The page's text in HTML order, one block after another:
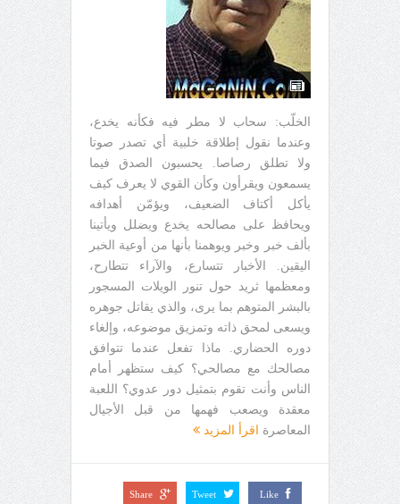
الخلّب: سحاب لا مطر فيه فكأنه يخدع،
وعندما نقول إطلاقة خلبية أي تصدر صوتا
ولا تطلق رصاصا. يحسبون الصدق فيما
يسمعون ويقرأون وكأن القوي لا يعرف كيف
يأكل أكتاف الضعيف، ويؤمّن أهدافه
ويحافظ على مصالحه يخدع ويضلل ويأتينا
بألف خبر وخبر ويوهمنا بأنها من أوعية الخبر
اليقين. الأخبار تتسارع، والآراء تتطارح،
ومعظمها ثريد حول تنور الويلات المسجور
بالبشر المتوهم بما يرى، والذي يقاتل جوهره
ويسعى لمحق ذاته وتمزيق موضوعه، وإلغاء
دوره الحضاري. ماذا تفعل عندما تتوافق
مصالحك مع مصالحي؟ كيف ستظهر أمام
الناس وأنت تقوم بتمثيل دور عدوي؟ اللعبة
معقدة ويصعب فهمها من قبل الأجيال
المعاصرة
اقرأ المزيد
Like
Tweet
Share